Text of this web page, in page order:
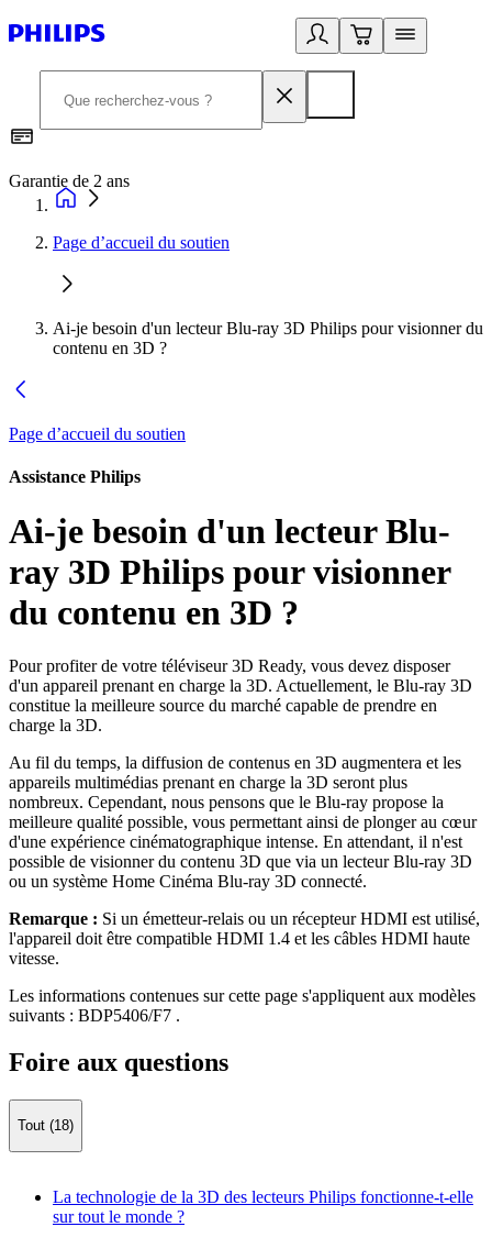
Garantie de 2 ans
Page d’accueil du soutien
Ai-je besoin d'un lecteur Blu-ray 3D Philips pour visionner du
contenu en 3D ?
Page d’accueil du soutien
Assistance Philips
Ai-je besoin d'un lecteur Blu-
ray 3D Philips pour visionner
du contenu en 3D ?
Pour profiter de votre téléviseur 3D Ready, vous devez disposer
d'un appareil prenant en charge la 3D. Actuellement, le Blu-ray 3D
constitue la meilleure source du marché capable de prendre en
charge la 3D.
Au fil du temps, la diffusion de contenus en 3D augmentera et les
appareils multimédias prenant en charge la 3D seront plus
nombreux. Cependant, nous pensons que le Blu-ray propose la
meilleure qualité possible, vous permettant ainsi de plonger au cœur
d'une expérience cinématographique intense. En attendant, il n'est
possible de visionner du contenu 3D que via un lecteur Blu-ray 3D
ou un système Home Cinéma Blu-ray 3D connecté.
Remarque : Si un émetteur-relais ou un récepteur HDMI est utilisé,
l'appareil doit être compatible HDMI 1.4 et les câbles HDMI haute
vitesse.
Les informations contenues sur cette page s'appliquent aux modèles
suivants : BDP5406/F7 .
Foire aux questions
Tout (18)
La technologie de la 3D des lecteurs Philips fonctionne-t-elle
sur tout le monde ?